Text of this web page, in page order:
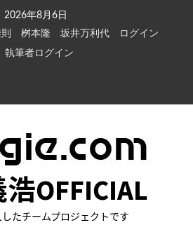
2026年8月6日
桝本隆 坂井万利代
ログイン
執筆者ログイン
OFFICIAL
たチームプロジェクトです